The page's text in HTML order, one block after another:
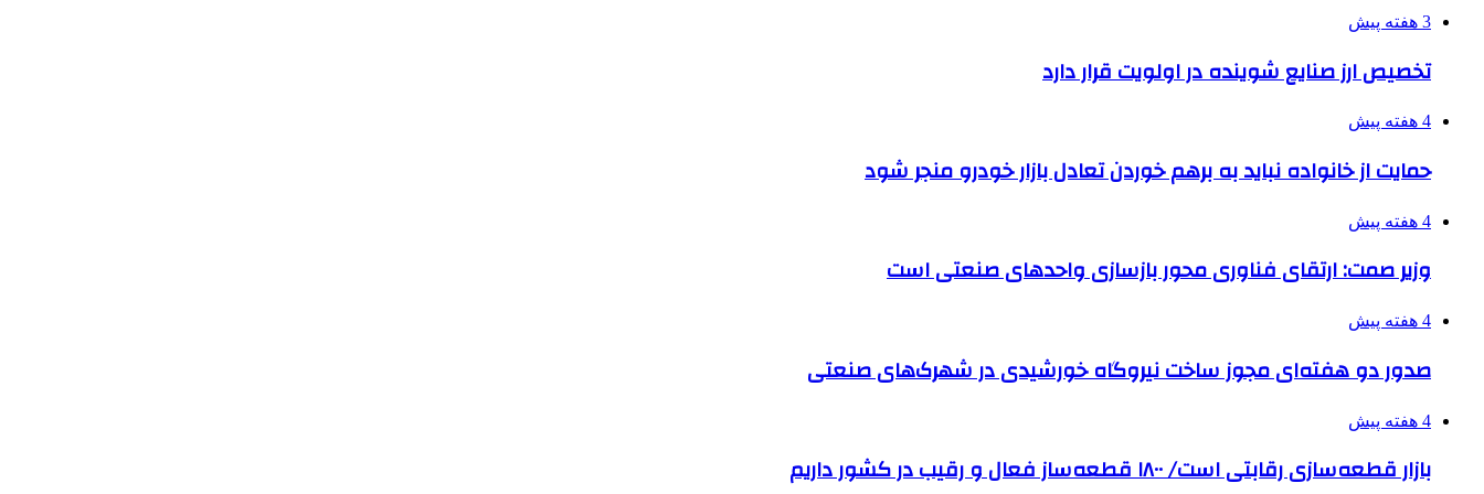
3 هفته پیش
تخصیص ارز صنایع شوینده در اولویت قرار دارد
4 هفته پیش
حمایت از خانواده نباید به برهم خوردن تعادل بازار خودرو منجر شود
4 هفته پیش
وزیر صمت: ارتقای فناوری محور بازسازی واحدهای صنعتی است
4 هفته پیش
صدور دو هفته‌ای مجوز ساخت نیروگاه خورشیدی در شهرک‌های صنعتی
4 هفته پیش
بازار قطعه‌سازی رقابتی است/ ۱۸۰۰ قطعه‌ساز فعال و رقیب در کشور داریم